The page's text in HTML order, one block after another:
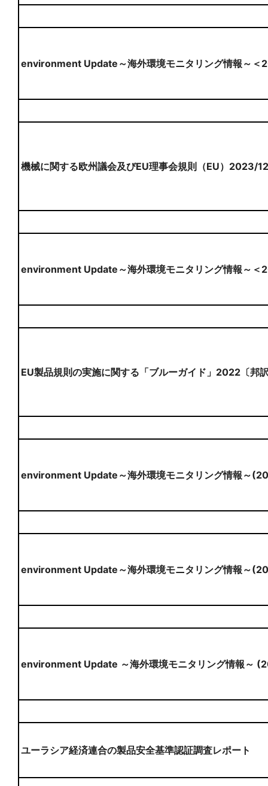
environment Update～海外環境モニタリング情報～＜
機械に関する欧州議会及びEU理事会規則（EU）2023/
environment Update～海外環境モニタリング情報～＜
EU製品規則の実施に関する「ブルーガイド」2022〔邦
environment Update～海外環境モニタリング情報～
environment Update～海外環境モニタリング情報～
environment Update ～海外環境モニタリング情報～
ユーラシア経済連合の製品安全基準認証調査レポート